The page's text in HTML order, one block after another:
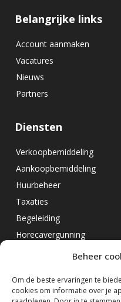
Beheer
Om de beste ervaringen te
cookies om informatie over je
Belangrijke links
Account aanmaken
Vacatures
Nieuws
Partners
Diensten
Verkoopbemiddeling
Aankoopbemiddeling
Huurbeheer
Taxaties
Begeleiding
Horecavergunning
Horecamakelaar Rotterdam